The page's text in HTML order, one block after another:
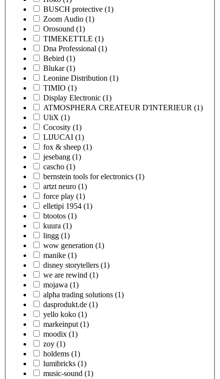
BUSCH protective (1)
Zoom Audio (1)
Orosound (1)
TIMEKETTLE (1)
Dna Professional (1)
Bebird (1)
Blukar (1)
Leonine Distribution (1)
TIMIO (1)
Display Electronic (1)
ATMOSPHERA CREATEUR D'INTERIEUR (1)
UliX (1)
Cocosity (1)
LIJUCAI (1)
fox & sheep (1)
jesebang (1)
cascho (1)
bernstein tools for electronics (1)
artzt neuro (1)
force play (1)
elletipi 1954 (1)
btootos (1)
kuura (1)
lingg (1)
wow generation (1)
manike (1)
disney storytellers (1)
we are rewind (1)
mojawa (1)
alpha trading solutions (1)
dasprodukt.de (1)
yello koko (1)
markeinput (1)
moodix (1)
zoy (1)
holdems (1)
lumibricks (1)
music-sound (1)